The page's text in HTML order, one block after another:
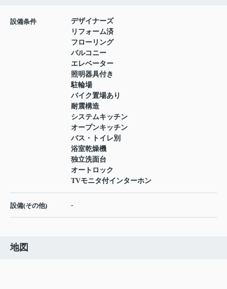
設備条件
デザイナーズ
リフォーム済
フローリング
バルコニー
エレベーター
照明器具付き
駐輪場
バイク置場あり
耐震構造
システムキッチン
オープンキッチン
バス・トイレ別
浴室乾燥機
独立洗面台
オートロック
TVモニタ付インターホン
設備(その他) -
地図